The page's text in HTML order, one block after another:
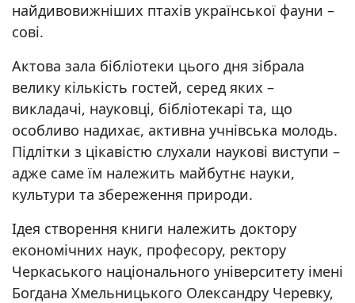
найдивовижніших птахів української фауни –
сові.
Актова зала бібліотеки цього дня зібрала
велику кількість гостей, серед яких –
викладачі, науковці, бібліотекарі та, що
особливо надихає, активна учнівська молодь.
Підлітки з цікавістю слухали наукові виступи –
адже саме їм належить майбутнє науки,
культури та збереження природи.
Ідея створення книги належить доктору
економічних наук, професору, ректору
Черкаського національного університету імені
Богдана Хмельницького Олександру Черевку,